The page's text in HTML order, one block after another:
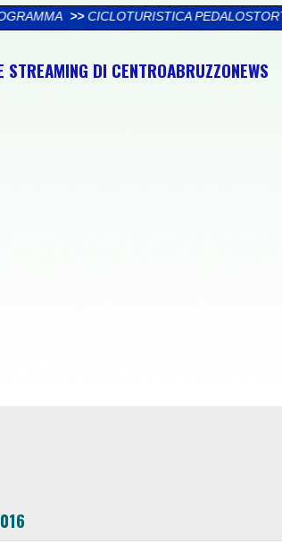
PEDALOSTORTO: DOMENICA 9
DI CENTROABRUZZONEWS